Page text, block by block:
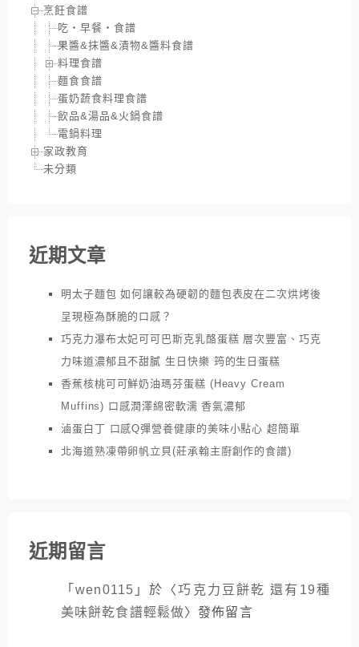
烹飪食譜
吃‧早餐‧食譜
果醬&抹醬&漬物&醬料食譜
料理食譜
麵食食譜
蛋奶蔬食料理食譜
飲品&湯品&火鍋食譜
電鍋料理
家政教育
未分類
近期文章
明太子麵包 如何讓較為硬韌的麵包表皮在二次烘烤後
呈現極為酥脆的口感？
巧克力瀑布太妃可可巴斯克乳酪蛋糕 層次豐富、巧克
力味道濃郁且不甜膩 生日快樂 筠的生日蛋糕
香蕉核桃可可鮮奶油瑪芬蛋糕 (Heavy Cream
Muffins) 口感潤澤綿密軟濡 香氣濃郁
滷蛋白丁 口感Q彈營養健康的美味小點心 超簡單
北海道熟凍帶卵帆立貝(莊承翰主廚創作的食譜)
近期留言
「wen0115 」於〈巧克力豆餅乾 還有19種
美味餅乾食譜輕鬆做〉發佈留言